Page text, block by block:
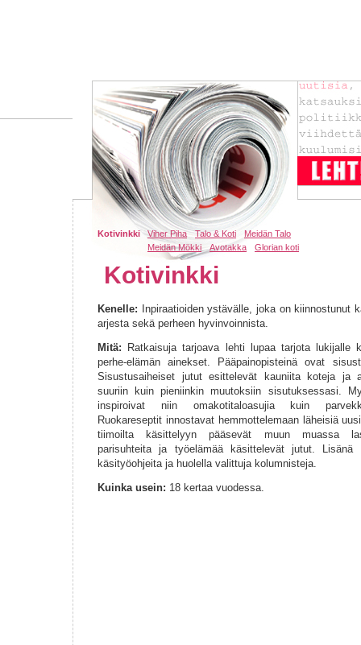
Kotivinkki Viher Piha Talo & Koti
Meidän Talo
Meidän Mökki
Avotakka Glorian koti
Kotivinkki
Kenelle: Inpiraatioiden ystävälle, joka on kiinnostunut
arjesta sekä perheen hyvinvoinnista.
Mitä: Ratkaisuja tarjoava lehti lupaa tarjota lukijalle
perhe-elämän ainekset. Pääpainopisteinä ovat
Sisustusaiheiset jutut esittelevät kauniita koteja ja
suuriin kuin pieniinkin muutoksiin sisutuksessasi.
inspiroivat niin omakotitaloasujia kuin
Ruokareseptit innostavat hemmottelemaan läheisiä
tiimoilta käsittelyyn pääsevät muun muassa
parisuhteita ja työelämää käsittelevät jutut. Lisänä
käsityöohjeita ja huolella valittuja kolumnisteja.
Kuinka usein: 18 kertaa vuodessa.